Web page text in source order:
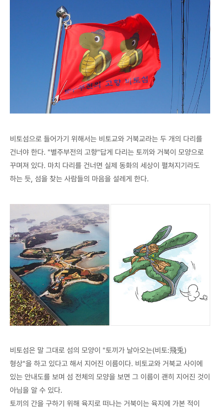
비토섬으로 들어가기 위해서는 비토교와 거북교라는 두 개의 다리를
건너야 한다. "별주부전의 고향"답게 다리는 토끼와 거북이 모양으로
꾸며져 있다. 마치 다리를 건너면 실제 동화의 세상이 펼쳐지기라도
하는 듯, 섬을 찾는 사람들의 마음을 설레게 한다.
비토섬은 말 그대로 섬의 모양이 "토끼가 날아오는(비토:飛兎)
형상"을 하고 있다고 해서 지어진 이름이다. 비토교와 거북교 사이에
있는 안내도를 보며 섬 전체의 모양을 보면 그 이름이 괜히 지어진 것이
아님을 알 수 있다.
토끼의 간을 구하기 위해 육지로 떠나는 거북이는 육지에 가본 적이